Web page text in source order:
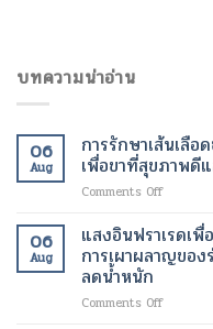
บทความน่าอ่าน
06
Aug
การรักษาเส้นเลื
เพื่อขาที่สุขภาพดี
Comments Offon
รักษา
เส้นเลือด
ขอด
ไม่
06
Aug
แสงอินฟราเรดเพื่
การเผาผลาญของ
ลดน้ำหนัก
Comments Offon